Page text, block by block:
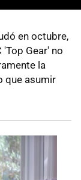
en octubre,
Gear' no
la
que asumir